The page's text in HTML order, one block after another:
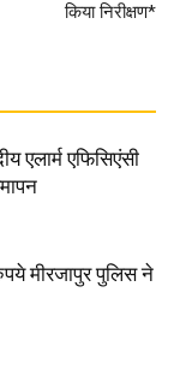
किया निरीक्षण*
एलार्म एफिसिएंसी
मीरजापुर पुलिस ने